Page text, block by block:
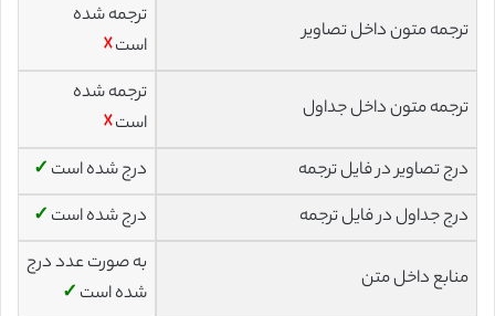
ترجمه متون داخل تصاویر
ترجمه شده
است☓
ترجمه متون داخل جداول
ترجمه شده
است☓
درج تصاویر در فایل ترجمه
درج شده است ✓
درج جداول در فایل ترجمه
درج شده است ✓
منابع داخل متن
به صورت عدد درج
شده است ✓